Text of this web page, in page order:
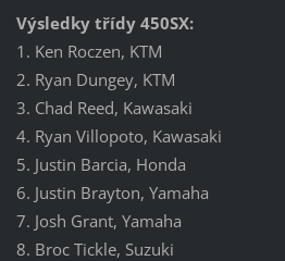
Výsledky třídy 450SX:
1. Ken Roczen, KTM
2. Ryan Dungey, KTM
3. Chad Reed, Kawasaki
4. Ryan Villopoto, Kawasaki
5. Justin Barcia, Honda
6. Justin Brayton, Yamaha
7. Josh Grant, Yamaha
8. Broc Tickle, Suzuki